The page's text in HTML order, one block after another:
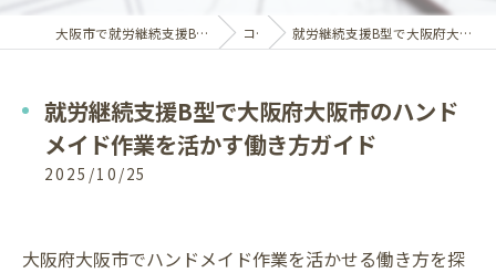
大阪市で就労継続支援B型なら一般社団法人ピアライフサポート コラム 就労継続支援B型で大阪府大阪市のハンドメイド作業を活かす働き方ガイド
就労継続支援B型で大阪府大阪市のハンド
メイド作業を活かす働き方ガイド
2025/10/25
大阪府大阪市でハンドメイド作業を活かせる働き方を探